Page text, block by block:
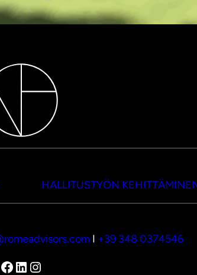
HALLITUSTYÖN
I +39 348 0374546
Facebook
LinkedIn
Instagram